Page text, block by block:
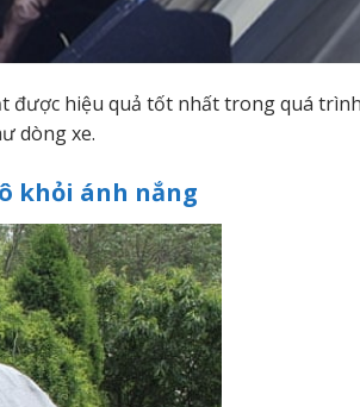
được hiệu quả tốt nhất trong quá
dòng xe.
khỏi ánh nắng